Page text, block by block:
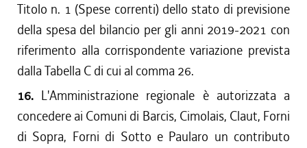
Titolo n. 1 (Spese correnti) dello stato di previsione
della spesa del bilancio per gli anni 2019-2021 con
riferimento alla corrispondente variazione prevista
dalla Tabella C di cui al comma 26.
16. L'Amministrazione regionale è autorizzata a
concedere ai Comuni di Barcis, Cimolais, Claut, Forni
di Sopra, Forni di Sotto e Paularo un contributo